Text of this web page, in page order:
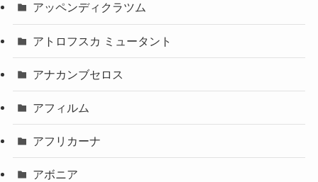
アッペンディクラツム
アトロフスカ ミュータント
アナカンブセロス
アフィルム
アフリカーナ
アボニア